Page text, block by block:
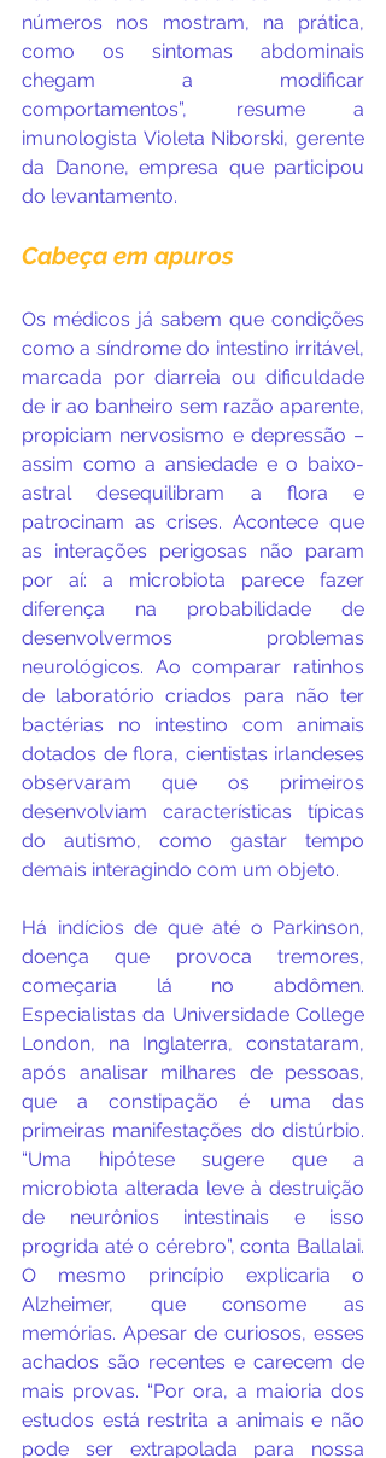
números nos mostram, na prática,
como os sintomas abdominais
chegam a modificar
comportamentos”, resume a
imunologista Violeta Niborski, gerente
da Danone, empresa que participou
do levantamento.
Cabeça em apuros
Os médicos já sabem que condições
como a síndrome do intestino irritável,
marcada por diarreia ou dificuldade
de ir ao banheiro sem razão aparente,
propiciam nervosismo e depressão –
assim como a ansiedade e o baixo-
astral desequilibram a flora e
patrocinam as crises. Acontece que
as interações perigosas não param
por aí: a microbiota parece fazer
diferença na probabilidade de
desenvolvermos problemas
neurológicos. Ao comparar ratinhos
de laboratório criados para não ter
bactérias no intestino com animais
dotados de flora, cientistas irlandeses
observaram que os primeiros
desenvolviam características típicas
do autismo, como gastar tempo
demais interagindo com um objeto.
Há indícios de que até o Parkinson,
doença que provoca tremores,
começaria lá no abdômen.
Especialistas da Universidade College
London, na Inglaterra, constataram,
após analisar milhares de pessoas,
que a constipação é uma das
primeiras manifestações do distúrbio.
“Uma hipótese sugere que a
microbiota alterada leve à destruição
de neurônios intestinais e isso
progrida até o cérebro”, conta Ballalai.
O mesmo princípio explicaria o
Alzheimer, que consome as
memórias. Apesar de curiosos, esses
achados são recentes e carecem de
mais provas. “Por ora, a maioria dos
estudos está restrita a animais e não
pode ser extrapolada para nossa